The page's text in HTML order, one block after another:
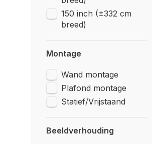
150 inch (±332 cm
breed)
Montage
Wand montage
Plafond montage
Statief/Vrijstaand
Beeldverhouding